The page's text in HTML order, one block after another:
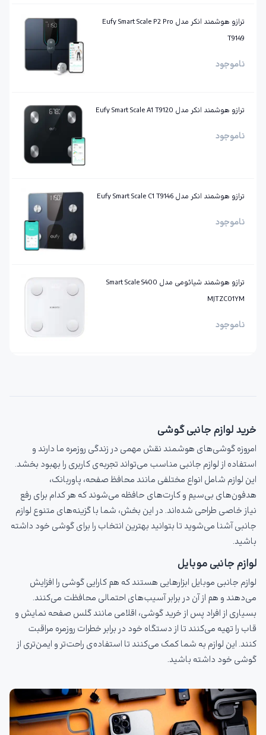
ترازو هوشمند انکر مدل Eufy Smart Scale P2 Pro
T9149
ناموجود
ترازو هوشمند انکر مدل Eufy Smart Scale A1 T9120
ناموجود
ترازو هوشمند انکر مدل Eufy Smart Scale C1 T9146
ناموجود
ترازو هوشمند شیائومی مدل Smart Scale S400
MJTZC01YM
ناموجود
خرید لوازم جانبی گوشی
امروزه گوشی‌های هوشمند نقش مهمی در زندگی روزمره ما دارند و
استفاده از لوازم جانبی مناسب می‌تواند تجربه‌ی کاربری را بهبود بخشد.
این لوازم شامل انواع مختلفی مانند محافظ صفحه، پاوربانک،
هدفون‌های بی‌سیم و کارت‌های حافظه می‌شوند که هر کدام برای رفع
نیاز خاصی طراحی شده‌اند. در این بخش، شما با گزینه‌های متنوع لوازم
جانبی آشنا می‌شوید تا بتوانید بهترین انتخاب را برای گوشی خود داشته
باشید.
لوازم جانبی موبایل
لوازم جانبی موبایل ابزارهایی هستند که هم کارایی گوشی را افزایش
می‌دهند و هم از آن در برابر آسیب‌های احتمالی محافظت می‌کنند.
بسیاری از افراد پس از خرید گوشی، اقلامی مانند گلس صفحه نمایش و
قاب را تهیه می‌کنند تا از دستگاه خود در برابر خطرات روزمره مراقبت
کنند. این لوازم به شما کمک می‌کنند تا استفاده‌ی راحت‌تر و ایمن‌تری از
گوشی خود داشته باشید.